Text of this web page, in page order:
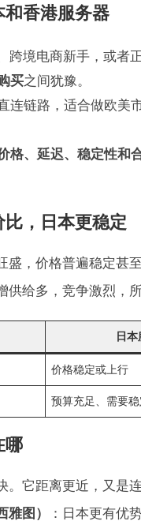
和香港服务器
跨境电商新手，或者
买之间犹豫。
连链路，适合做欧
格、延迟、稳定性和
，日本更稳定
盛，价格普遍稳定甚
供给多，竞争激烈，
日
价格稳定或上行
预算充足、需要
哪
。它距离更近，又是
雅图）
：日本更有优